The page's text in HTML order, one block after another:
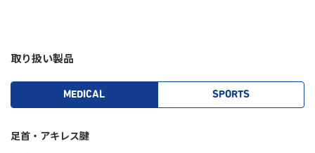
取り扱い製品
MEDICAL SPORTS
足首・アキレス腱